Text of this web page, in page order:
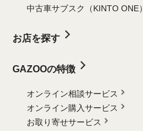
中古車サブスク（KINTO ONE）
お店を探す
GAZOOの特徴
オンライン相談サービス
オンライン購入サービス
お取り寄せサービス